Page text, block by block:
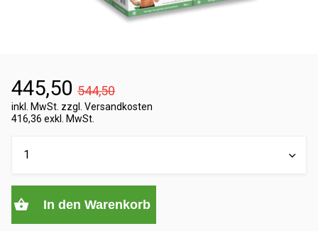
445,50 544,50
inkl. MwSt. zzgl. Versandkosten
416,36 exkl. MwSt.
In den Warenkorb